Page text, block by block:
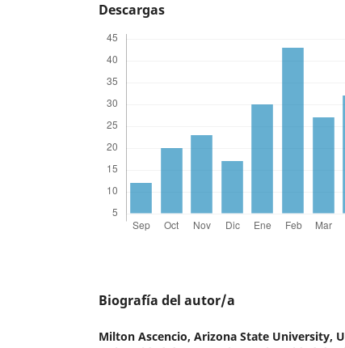
Descargas
Biografía del autor/a
Milton Ascencio, Arizona State University,